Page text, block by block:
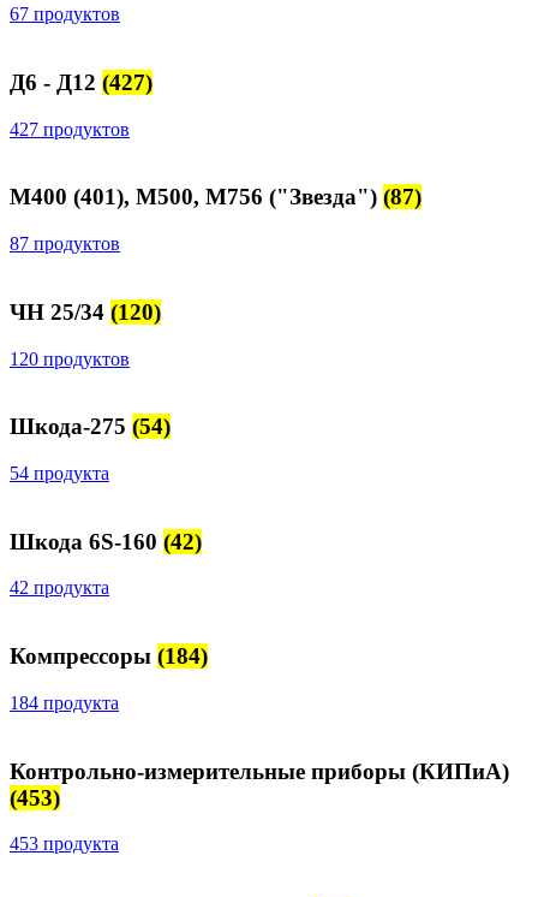
67 продуктов
Д6 - Д12 (427)
427 продуктов
М400 (401), М500, М756 ("Звезда") (87)
87 продуктов
ЧН 25/34 (120)
120 продуктов
Шкода-275 (54)
54 продукта
Шкода 6S-160 (42)
42 продукта
Компрессоры (184)
184 продукта
Контрольно-измерительные приборы (КИПиА)
(453)
453 продукта